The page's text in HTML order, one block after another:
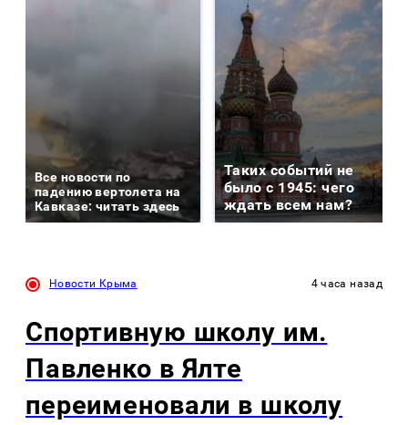
Все новости по
падению вертолета на
Кавказе: читать здесь
Таких событий не
было с 1945: чего
ждать всем нам?
Новости Крыма 4 часа назад
Спортивную школу им.
Павленко в Ялте
переименовали в школу